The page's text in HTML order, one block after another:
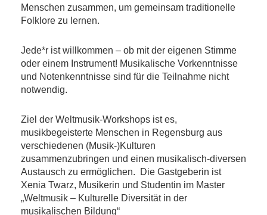
Menschen zusammen, um gemeinsam traditionelle
Folklore zu lernen.
Jede*r ist willkommen – ob mit der eigenen Stimme
oder einem Instrument! Musikalische Vorkenntnisse
und Notenkenntnisse sind für die Teilnahme nicht
notwendig.
Ziel der Weltmusik-Workshops ist es,
musikbegeisterte Menschen in Regensburg aus
verschiedenen (Musik-)Kulturen
zusammenzubringen und einen musikalisch-diversen
Austausch zu ermöglichen. Die Gastgeberin ist
Xenia Twarz, Musikerin und Studentin im Master
„Weltmusik – Kulturelle Diversität in der
musikalischen Bildung“